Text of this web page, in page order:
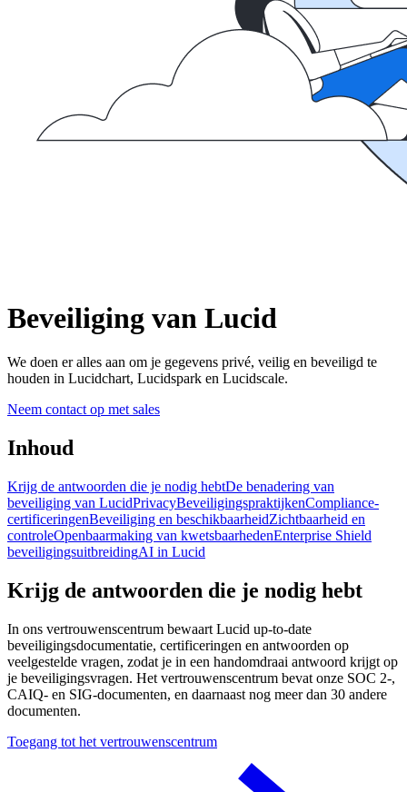
Beveiliging van Lucid
We doen er alles aan om je gegevens privé, veilig en beveiligd te
houden in Lucidchart, Lucidspark en Lucidscale.
Neem contact op met sales
Inhoud
Krijg de antwoorden die je nodig hebtDe benadering van
beveiliging van LucidPrivacyBeveiligingspraktijkenCompliance-
certificeringenBeveiliging en beschikbaarheidZichtbaarheid en
controleOpenbaarmaking van kwetsbaarhedenEnterprise Shield
beveiligingsuitbreidingAI in Lucid
Krijg de antwoorden die je nodig hebt
In ons vertrouwenscentrum bewaart Lucid up-to-date
beveiligingsdocumentatie, certificeringen en antwoorden op
veelgestelde vragen, zodat je in een handomdraai antwoord krijgt op
je beveiligingsvragen. Het vertrouwenscentrum bevat onze SOC 2-,
CAIQ- en SIG-documenten, en daarnaast nog meer dan 30 andere
documenten.
Toegang tot het vertrouwenscentrum